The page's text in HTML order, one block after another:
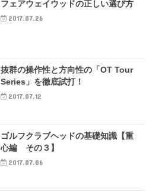
フェアウェイウッドの正しい選び方
2017.07.26
抜群の操作性と方向性の「OT Tour
Series」を徹底試打！
2017.07.12
ゴルフクラブヘッドの基礎知識【重
心編 その３】
2017.07.06